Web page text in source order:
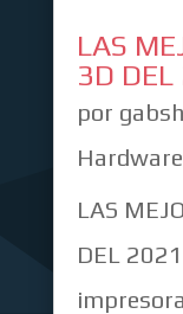
LAS
3D
por
LAS
DEL